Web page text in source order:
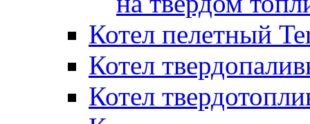
Котел пелетный
Котел
Котел